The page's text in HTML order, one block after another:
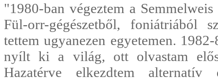
"1980-ban végeztem a
Fül-orr-gégészetből, foniátriából
tettem ugyanezen egyetemen.
nyílt ki a világ, ott olvastam
Hazatérve elkezdtem